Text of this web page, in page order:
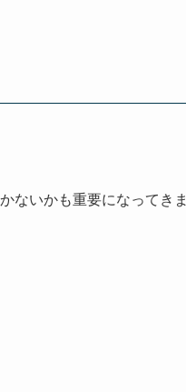
ないかも重要になってきま